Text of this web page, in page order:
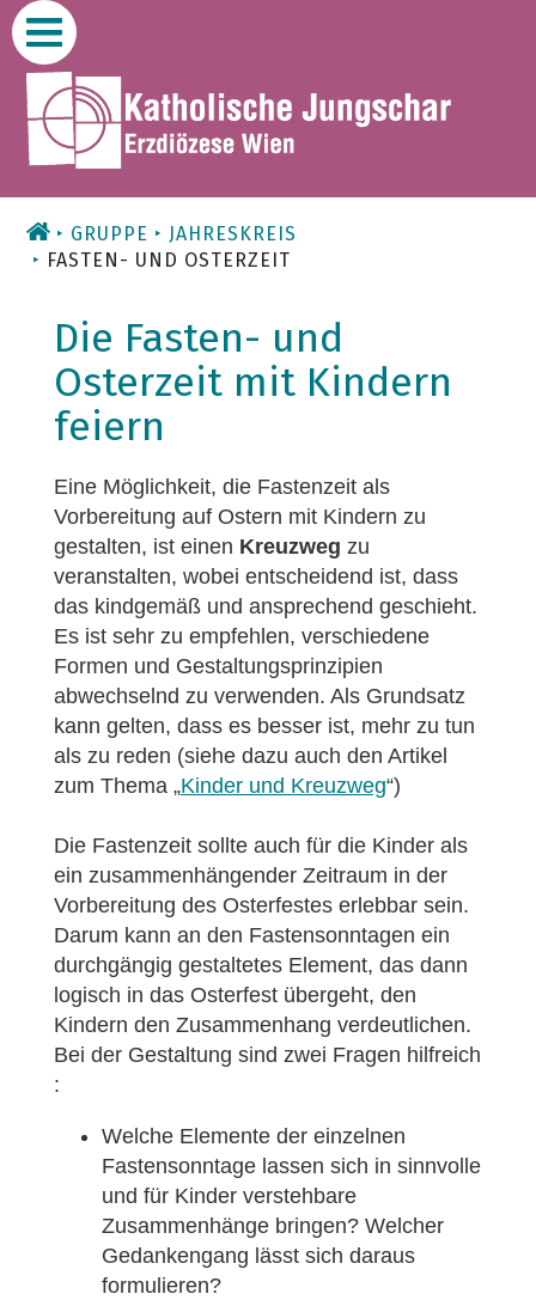
Zum
Inhalt
GRUPPE
JAHRESKREIS
FASTEN- UND OSTERZEIT
Die Fasten- und
Osterzeit mit Kindern
feiern
Eine Möglichkeit, die Fastenzeit als
Vorbereitung auf Ostern mit Kindern zu
gestalten, ist einen Kreuzweg zu
veranstalten, wobei entscheidend ist, dass
das kindgemäß und ansprechend geschieht.
Es ist sehr zu empfehlen, verschiedene
Formen und Gestaltungsprinzipien
abwechselnd zu verwenden. Als Grundsatz
kann gelten, dass es besser ist, mehr zu tun
als zu reden (siehe dazu auch den Artikel
zum Thema „Kinder und Kreuzweg“)
Die Fastenzeit sollte auch für die Kinder als
ein zusammenhängender Zeitraum in der
Vorbereitung des Osterfestes erlebbar sein.
Darum kann an den Fastensonntagen ein
durchgängig gestaltetes Element, das dann
logisch in das Osterfest übergeht, den
Kindern den Zusammenhang verdeutlichen.
Bei der Gestaltung sind zwei Fragen hilfreich
:
Welche Elemente der einzelnen
Fastensonntage lassen sich in sinnvolle
und für Kinder verstehbare
Zusammenhänge bringen? Welcher
Gedankengang lässt sich daraus
formulieren?